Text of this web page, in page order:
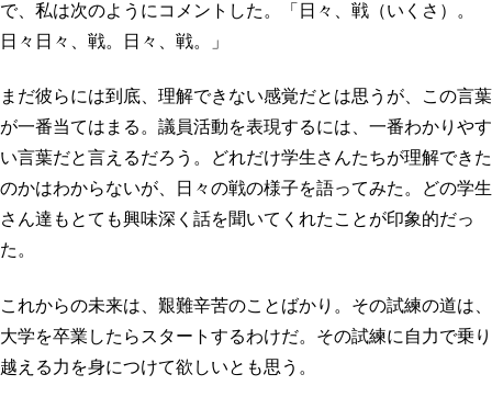
で、私は次のようにコメントした。「日々、戦（いくさ）。
日々日々、戦。日々、戦。」
まだ彼らには到底、理解できない感覚だとは思うが、この言葉
が一番当てはまる。議員活動を表現するには、一番わかりやす
い言葉だと言えるだろう。どれだけ学生さんたちが理解できた
のかはわからないが、日々の戦の様子を語ってみた。どの学生
さん達もとても興味深く話を聞いてくれたことが印象的だっ
た。
これからの未来は、艱難辛苦のことばかり。その試練の道は、
大学を卒業したらスタートするわけだ。その試練に自力で乗り
越える力を身につけて欲しいとも思う。